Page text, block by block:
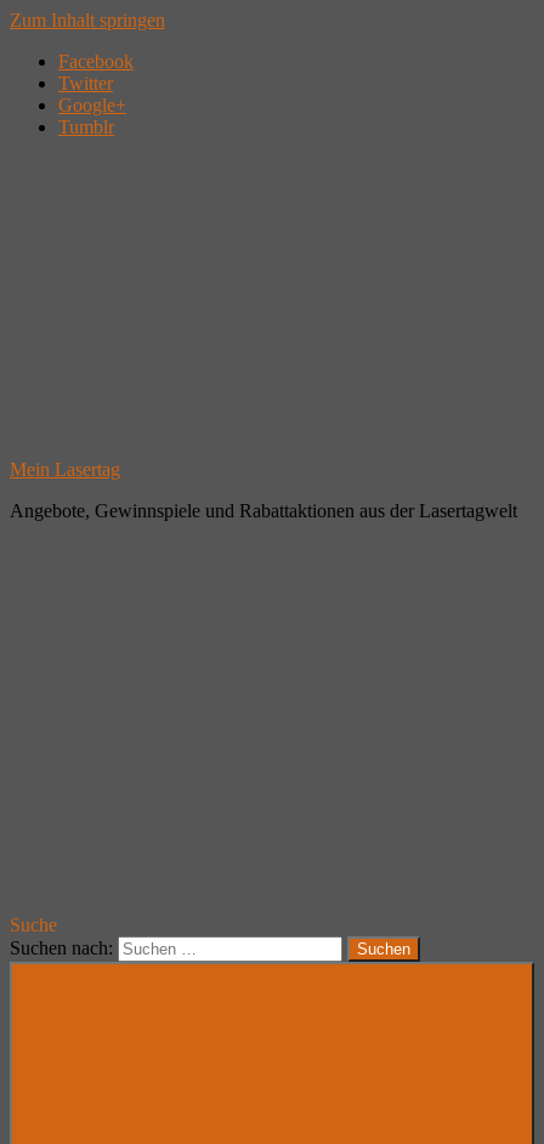
Zum Inhalt springen
Facebook
Twitter
Google+
Tumblr
Mein Lasertag
Angebote, Gewinnspiele und Rabattaktionen aus der Lasertagwelt
Suche
Suchen nach:
Suchen